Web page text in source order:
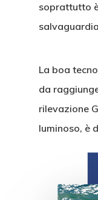
soprattutto
La boa
da
rilevazione
luminoso, è